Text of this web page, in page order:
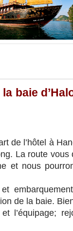
baie
de l’hôtel à
La route
et nous
de la baie.
l’équipage;